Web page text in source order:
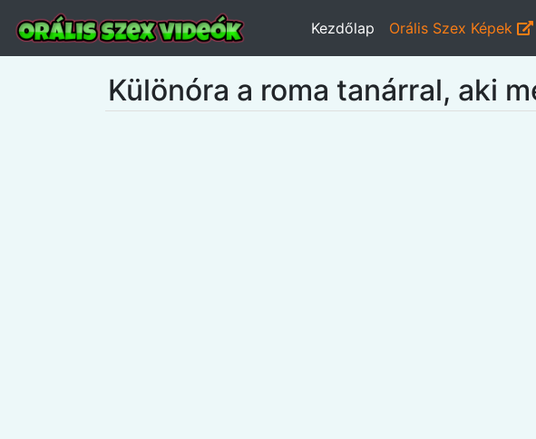
Kezdőlap Orális Szex Képek
Különóra a roma tanárral, aki